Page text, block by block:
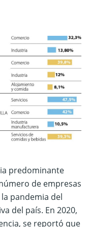
predominante
de empresas
pandemia del
del país. En 2020,
se reportó que